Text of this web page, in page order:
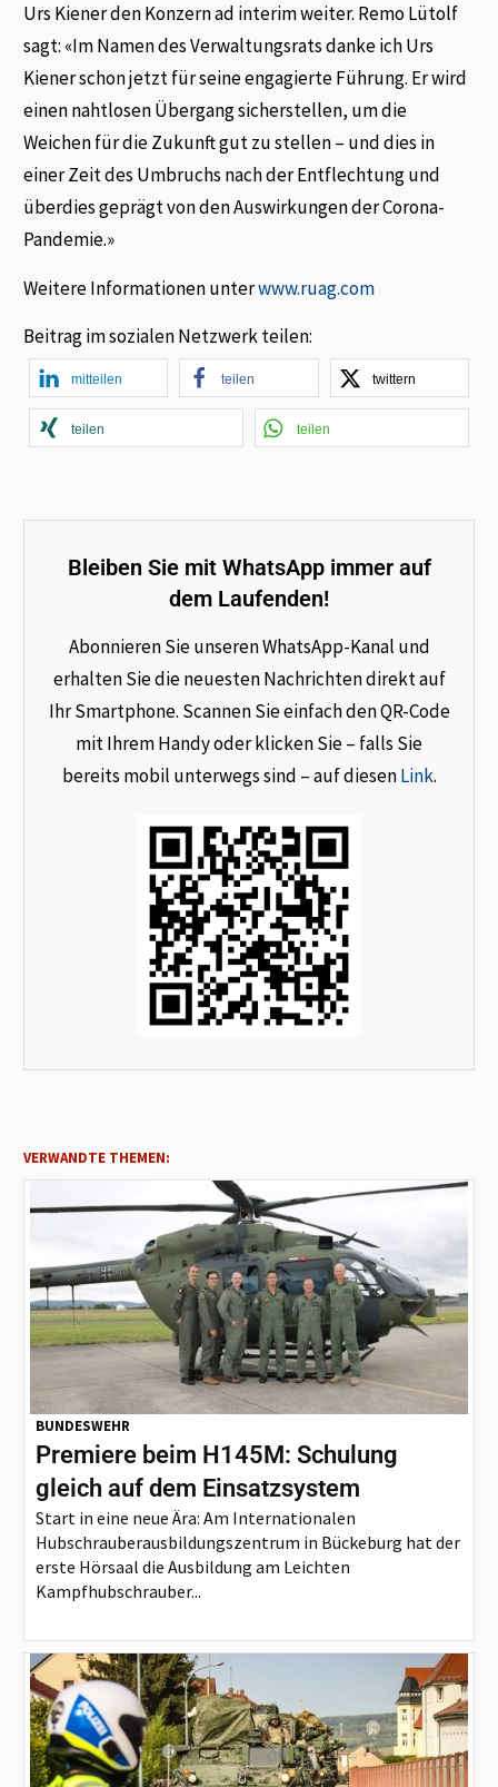
Urs Kiener den Konzern ad interim weiter. Remo Lütolf
sagt: «Im Namen des Verwaltungsrats danke ich Urs
Kiener schon jetzt für seine engagierte Führung. Er wird
einen nahtlosen Übergang sicherstellen, um die
Weichen für die Zukunft gut zu stellen – und dies in
einer Zeit des Umbruchs nach der Entflechtung und
überdies geprägt von den Auswirkungen der Corona-
Pandemie.»
Weitere Informationen unterwww.ruag.com
Beitrag im sozialen Netzwerk teilen:
mitteilen teilen twittern
teilen teilen
Bleiben Sie mit WhatsApp immer auf
dem Laufenden!
Abonnieren Sie unseren WhatsApp-Kanal und
erhalten Sie die neuesten Nachrichten direkt auf
Ihr Smartphone. Scannen Sie einfach den QR-Code
mit Ihrem Handy oder klicken Sie – falls Sie
bereits mobil unterwegs sind – auf diesenLink.
VERWANDTE THEMEN:
BUNDESWEHR
Premiere beim H145M: Schulung
gleich auf dem Einsatzsystem
Start in eine neue Ära: Am Internationalen
Hubschrauberausbildungszentrum in Bückeburg hat der
erste Hörsaal die Ausbildung am Leichten
Kampfhubschrauber...